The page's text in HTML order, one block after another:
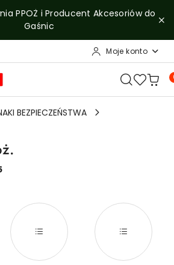
głównej
konto
głównego
PPOŻ i Producent Akcesoriów do
Gaśnic
Moje konto
BEZPIECZEŃSTWA